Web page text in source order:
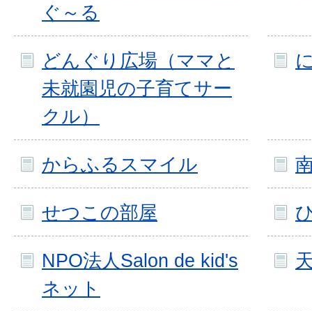
ぐ～る
どんぐり広場（ママと
未就園児の子育てサー
クル）
からふるスマイル
せつこの部屋
NPO法人Salon de kid's
ネット